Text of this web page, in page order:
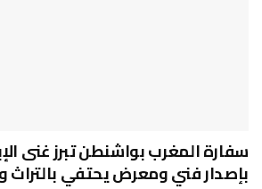
سفارة المغرب بواشنطن تبرز غنى
بإصدار فني ومعرض يحتفي بالتراث